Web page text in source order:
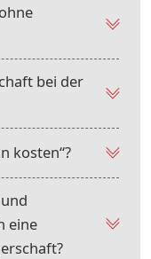
bei der
kosten“?
eine